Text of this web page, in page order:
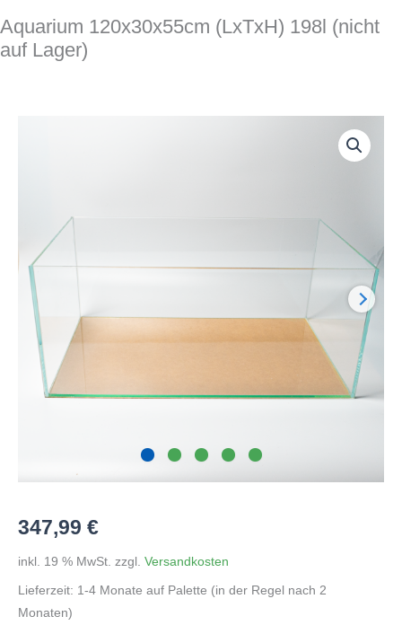
Aquarium 120x30x55cm (LxTxH) 198l (nicht
auf Lager)
347,99 €
inkl. 19 % MwSt. zzgl. Versandkosten
Lieferzeit: 1-4 Monate auf Palette (in der Regel nach 2
Monaten)